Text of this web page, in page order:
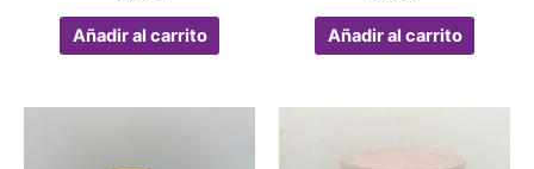
Añadir al carrito Añadir al carrito